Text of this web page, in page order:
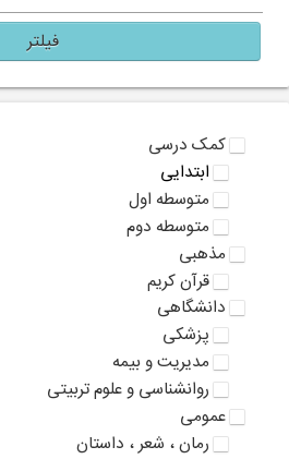
فیلتر
کمک درسی
ابتدایی
متوسطه اول
متوسطه دوم
مذهبی
قرآن کریم
دانشگاهی
پزشکی
مدیریت و بیمه
روانشناسی و علوم تربیتی
عمومی
رمان ، شعر ، داستان